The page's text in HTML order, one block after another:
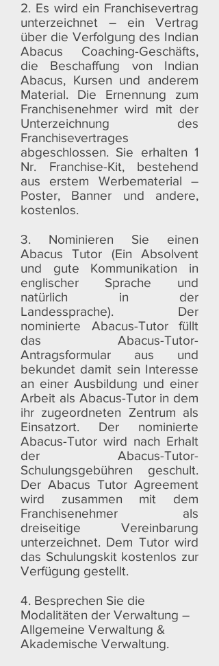
2. Es wird ein Franchisevertrag
unterzeichnet – ein Vertrag
über die Verfolgung des Indian
Abacus Coaching-Geschäfts,
die Beschaffung von Indian
Abacus, Kursen und anderem
Material. Die Ernennung zum
Franchisenehmer wird mit der
Unterzeichnung des
Franchisevertrages
abgeschlossen. Sie erhalten 1
Nr. Franchise-Kit, bestehend
aus erstem Werbematerial –
Poster, Banner und andere,
kostenlos.
3. Nominieren Sie einen
Abacus Tutor (Ein Absolvent
und gute Kommunikation in
englischer Sprache und
natürlich in der
Landessprache). Der
nominierte Abacus-Tutor füllt
das Abacus-Tutor-
Antragsformular aus und
bekundet damit sein Interesse
an einer Ausbildung und einer
Arbeit als Abacus-Tutor in dem
ihr zugeordneten Zentrum als
Einsatzort. Der nominierte
Abacus-Tutor wird nach Erhalt
der Abacus-Tutor-
Schulungsgebühren geschult.
Der Abacus Tutor Agreement
wird zusammen mit dem
Franchisenehmer als
dreiseitige Vereinbarung
unterzeichnet. Dem Tutor wird
das Schulungskit kostenlos zur
Verfügung gestellt.
4. Besprechen Sie die
Modalitäten der Verwaltung –
Allgemeine Verwaltung &
Akademische Verwaltung.